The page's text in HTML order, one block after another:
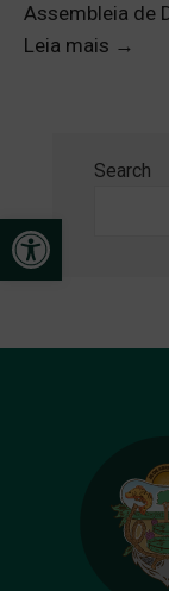
Open toolbar
Assembleia de
Leia mais →
Search